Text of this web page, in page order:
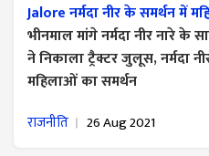
Jalore नर्मदा नीर के समर्थन में
भीनमाल मांगे नर्मदा नीर नारे के
ने निकाला ट्रैक्टर जुलूस, नर्मदा
महिलाओं का समर्थन
राजनीति 26 Aug 2021